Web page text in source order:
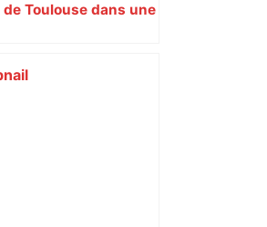
Toulouse dans une